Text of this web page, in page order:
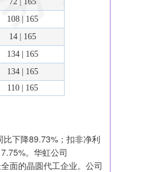
下降89.73%；扣非净利
。华虹公司
面的晶圆代工企业。公司